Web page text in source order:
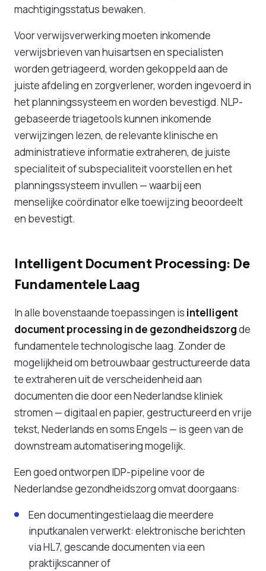
machtigingsstatus bewaken.
Voor verwijsverwerking moeten inkomende
verwijsbrieven van huisartsen en specialisten
worden getriageerd, worden gekoppeld aan de
juiste afdeling en zorgverlener, worden ingevoerd in
het planningssysteem en worden bevestigd. NLP-
gebaseerde triagetools kunnen inkomende
verwijzingen lezen, de relevante klinische en
administratieve informatie extraheren, de juiste
specialiteit of subspecialiteit voorstellen en het
planningssysteem invullen — waarbij een
menselijke coördinator elke toewijzing beoordeelt
en bevestigt.
Intelligent Document Processing: De
Fundamentele Laag
In alle bovenstaande toepassingen is intelligent
document processing in de gezondheidszorgde
fundamentele technologische laag. Zonder de
mogelijkheid om betrouwbaar gestructureerde data
te extraheren uit de verscheidenheid aan
documenten die door een Nederlandse kliniek
stromen — digitaal en papier, gestructureerd en vrije
tekst, Nederlands en soms Engels — is geen van de
downstream automatisering mogelijk.
Een goed ontworpen IDP-pipeline voor de
Nederlandse gezondheidszorg omvat doorgaans:
Een documentingestielaag die meerdere
inputkanalen verwerkt: elektronische berichten
via HL7, gescande documenten via een
praktijkscanner of